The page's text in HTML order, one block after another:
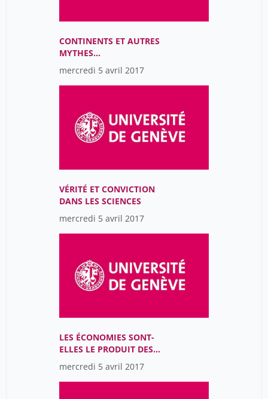
CONTINENTS ET AUTRES
MYTHES
GÉOGRAPHIQUES
mercredi 5 avril 2017
VÉRITÉ ET CONVICTION
DANS LES SCIENCES
mercredi 5 avril 2017
LES ÉCONOMIES SONT-
ELLES LE PRODUIT DES
CROYANCES DES
ÉCONOMISTES?
mercredi 5 avril 2017